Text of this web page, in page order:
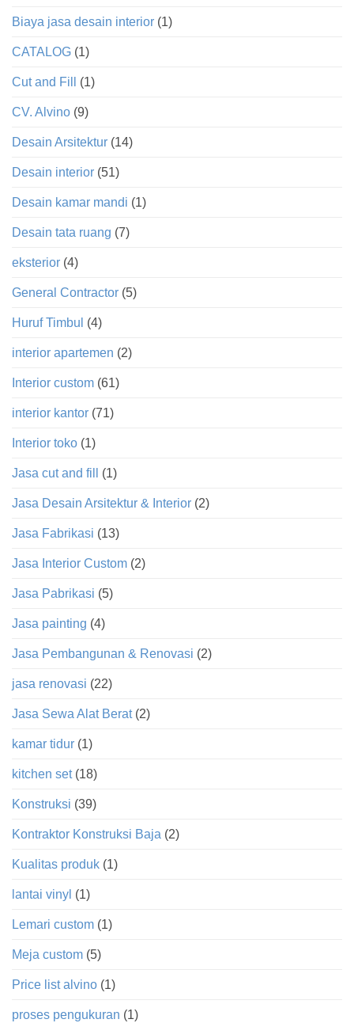
Biaya jasa desain interior (1)
CATALOG (1)
Cut and Fill (1)
CV. Alvino (9)
Desain Arsitektur (14)
Desain interior (51)
Desain kamar mandi (1)
Desain tata ruang (7)
eksterior (4)
General Contractor (5)
Huruf Timbul (4)
interior apartemen (2)
Interior custom (61)
interior kantor (71)
Interior toko (1)
Jasa cut and fill (1)
Jasa Desain Arsitektur & Interior (2)
Jasa Fabrikasi (13)
Jasa Interior Custom (2)
Jasa Pabrikasi (5)
Jasa painting (4)
Jasa Pembangunan & Renovasi (2)
jasa renovasi (22)
Jasa Sewa Alat Berat(2)
kamar tidur (1)
kitchen set(18)
Konstruksi (39)
Kontraktor Konstruksi Baja (2)
Kualitas produk (1)
lantai vinyl (1)
Lemari custom (1)
Meja custom (5)
Price list alvino (1)
proses pengukuran (1)